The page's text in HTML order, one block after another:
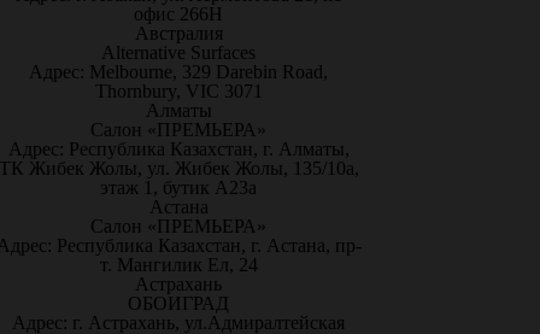
офис 266Н
Австралия
Alternative Surfaces
Адрес: Melbourne, 329 Darebin Road,
Thornbury, VIC 3071
Алматы
Салон «ПРЕМЬЕРА»
Адрес: Республика Казахстан, г. Алматы,
Жибек Жолы, ул. Жибек Жолы, 135/10а,
этаж 1, бутик А23а
Астана
Салон «ПРЕМЬЕРА»
Республика Казахстан, г. Астана, пр-
т. Мангилик Ел, 24
Астрахань
ОБОИГРАД
Адрес: г. Астрахань, ул.Адмиралтейская